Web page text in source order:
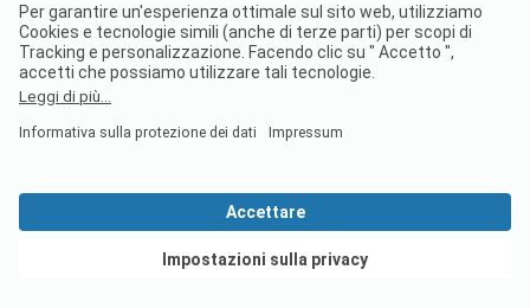
Informazione legale
Protezione dati
Condizioni d'uso
Regolamento sui servizi digitali